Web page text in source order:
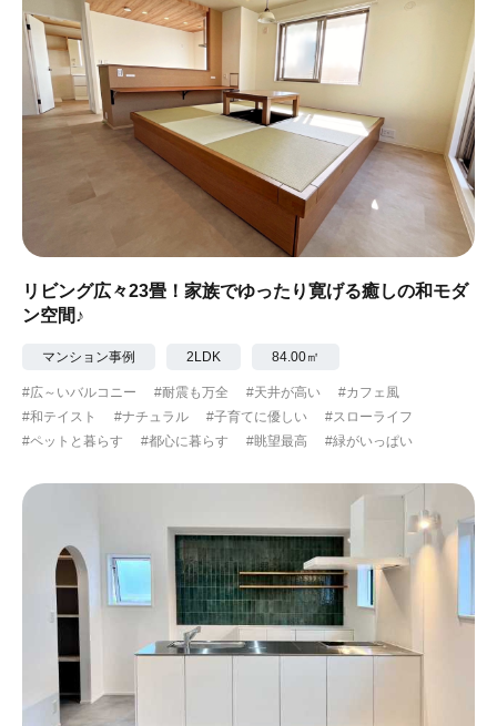
リビング広々23畳！家族でゆったり寛げる癒しの和モダ
ン空間♪
マンション事例 2LDK 84.00㎡
#広～いバルコニー #耐震も万全 #天井が高い
#カフェ風
#和テイスト
#ナチュラル #子育てに優しい
#スローライフ
#ペットと暮らす
#都心に暮らす #眺望最高 #緑がいっぱい